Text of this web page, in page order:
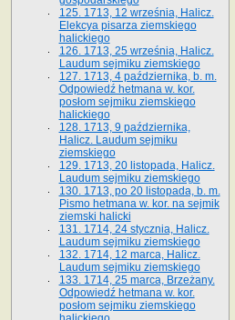
125. 1713, 12 września, Halicz.
Elekcya pisarza ziemskiego
halickiego
126. 1713, 25 września, Halicz.
Laudum sejmiku ziemskiego
127. 1713, 4 października, b. m.
Odpowiedź hetmana w. kor.
posłom sejmiku ziemskiego
halickiego
128. 1713, 9 października,
Halicz. Laudum sejmiku
ziemskiego
129. 1713, 20 listopada, Halicz.
Laudum sejmiku ziemskiego
130. 1713, po 20 listopada, b. m.
Pismo hetmana w. kor. na sejmik
ziemski halicki
131. 1714, 24 stycznia, Halicz.
Laudum sejmiku ziemskiego
132. 1714, 12 marca, Halicz.
Laudum sejmiku ziemskiego
133. 1714, 25 marca, Brzeżany.
Odpowiedź hetmana w. kor.
posłom sejmiku ziemskiego